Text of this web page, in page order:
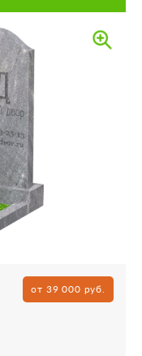
от 39 000 руб.